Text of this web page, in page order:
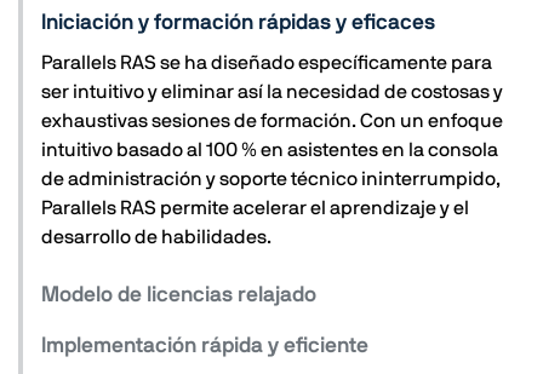
Iniciación y formación rápidas y eficaces
Parallels RAS se ha diseñado específicamente para
ser intuitivo y eliminar así la necesidad de costosas y
exhaustivas sesiones de formación. Con un enfoque
intuitivo basado al 100 % en asistentes en la consola
de administración y soporte técnico ininterrumpido,
Parallels RAS permite acelerar el aprendizaje y el
desarrollo de habilidades.
Modelo de licencias relajado
Implementación rápida y eficiente